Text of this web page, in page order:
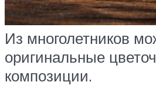
Из многолетников
оригинальные
композиции.